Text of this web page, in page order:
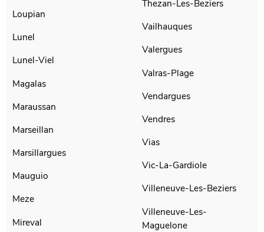
Loupian
Lunel
Lunel-Viel
Magalas
Maraussan
Marseillan
Marsillargues
Mauguio
Meze
Mireval
Thezan-Les-Beziers
Vailhauques
Valergues
Valras-Plage
Vendargues
Vendres
Vias
Vic-La-Gardiole
Villeneuve-Les-Beziers
Villeneuve-Les-
Maguelone